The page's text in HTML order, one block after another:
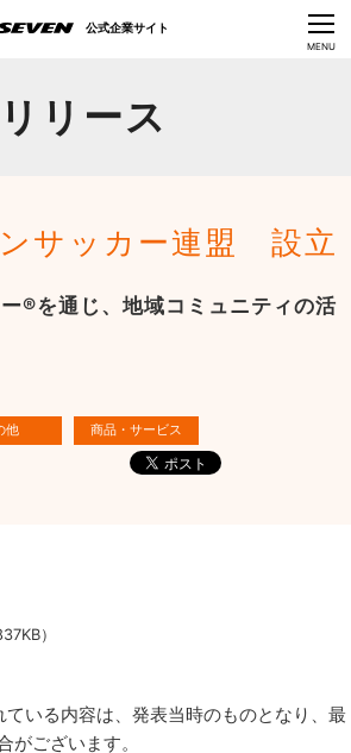
CLOSE
MENU
リース
サッカー連盟 設立
®を通じ、地域コミュニティの活
）
公式企業サイト
いる内容は、発表当時のものとなり、最
がございます。